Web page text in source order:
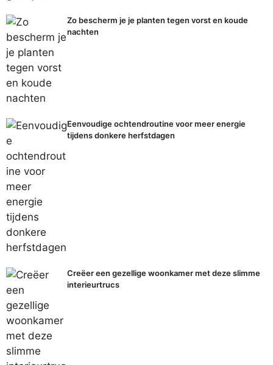
Zo bescherm je je planten tegen vorst en koude
nachten
Eenvoudige ochtendroutine voor meer energie
tijdens donkere herfstdagen
Creëer een gezellige woonkamer met deze slimme
interieurtrucs